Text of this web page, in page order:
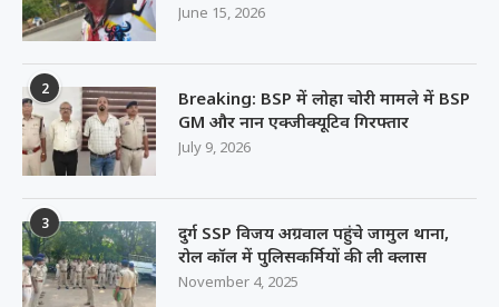
June 15, 2026
2
Breaking: BSP में लोहा चोरी मामले में BSP
GM और नान एक्जीक्यूटिव गिरफ्तार
July 9, 2026
3
दुर्ग SSP विजय अग्रवाल पहुंचे जामुल थाना,
रोल कॉल में पुलिसकर्मियों की ली क्लास
November 4, 2025